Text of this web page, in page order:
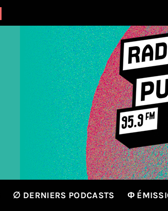
∅ DERNIERS PODCASTS Φ